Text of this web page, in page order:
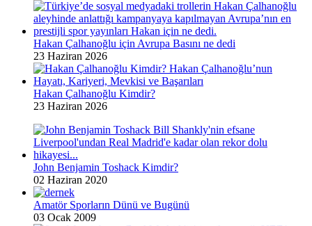
Hakan Çalhanoğlu için Avrupa Basını ne dedi
23 Haziran 2026
Hakan Çalhanoğlu Kimdir?
23 Haziran 2026
John Benjamin Toshack Kimdir?
02 Haziran 2020
Amatör Sporların Dünü ve Bugünü
03 Ocak 2009